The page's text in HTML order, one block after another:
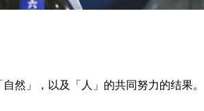
然」，以及「人」的共同努力的结果。